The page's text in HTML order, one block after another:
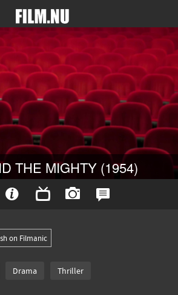
THE MIGHTY (1954)
on Filmanic
Drama Thriller